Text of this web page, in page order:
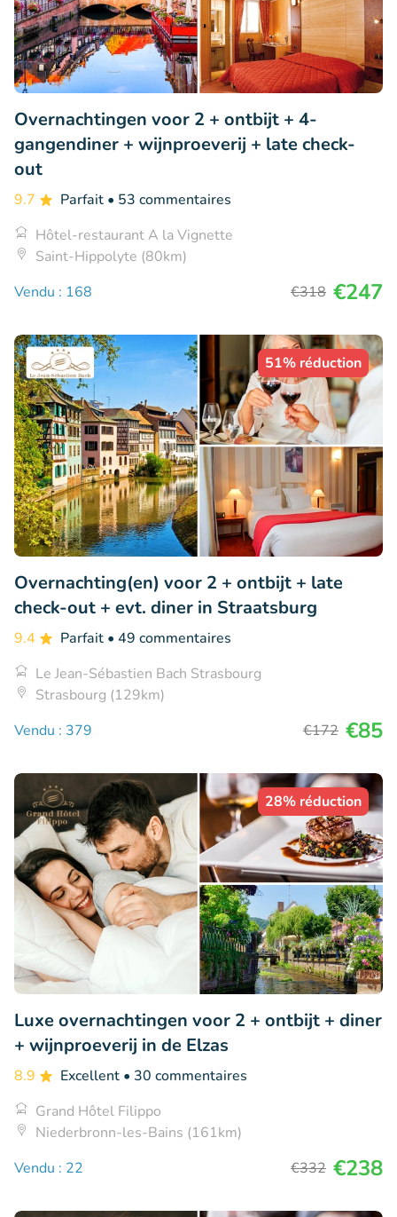
Overnachtingen voor 2 + ontbijt + 4-
gangendiner + wijnproeverij + late check-
out
9.7 Parfait • 53 commentaires
Hôtel-restaurant A la Vignette
Saint-Hippolyte (80km)
Vendu : 168
€318 €247
51% réduction
Overnachting(en) voor 2 + ontbijt + late
check-out + evt. diner in Straatsburg
9.4 Parfait • 49 commentaires
Le Jean-Sébastien Bach Strasbourg
Strasbourg (129km)
Vendu : 379
€172 €85
28% réduction
Luxe overnachtingen voor 2 + ontbijt + diner
+ wijnproeverij in de Elzas
8.9 Excellent • 30 commentaires
Grand Hôtel Filippo
Niederbronn-les-Bains (161km)
Vendu : 22
€332 €238